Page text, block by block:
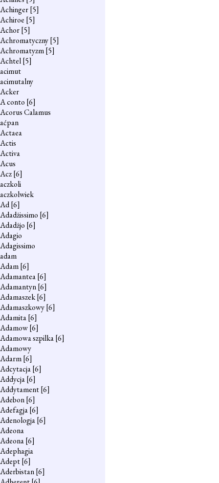
Achinger[5]
Achiroe [5]
Achor[5]
Achromatyczny[5]
Achromatyzm[5]
Achtel[5]
acimut
acimutalny
Acker
A conto [6]
Acorus Calamus
aćpan
Actaea
Actis
Activa
Acus
Acz[6]
aczkoli
aczkolwiek
Ad[6]
Adadżissimo [6]
Adadżjo [6]
Adagio
Adagissimo
adam
Adam[6]
Adamantea[6]
Adamantyn[6]
Adamaszek[6]
Adamaszkowy[6]
Adamita[6]
Adamow[6]
Adamowa szpilka[6]
Adamowy
Adarm[6]
Adcytacja[6]
Addycja[6]
Addytament[6]
Adebon[6]
Adefagja[6]
Adenologja[6]
Adeona
Adeona[6]
Adephagia
Adept[6]
Aderbistan[6]